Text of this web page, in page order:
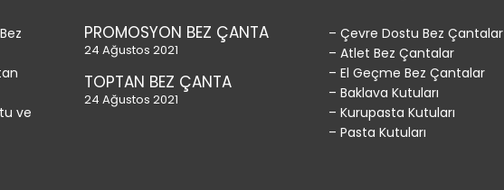
ve
PROMOSYON BEZ ÇANTA
24 Ağustos 2021
TOPTAN BEZ ÇANTA
24 Ağustos 2021
– Çevre Dostu Bez Çantalar
– Atlet Bez Çantalar
– El Geçme Bez Çantalar
– Baklava Kutuları
– Kurupasta Kutuları
– Pasta Kutuları